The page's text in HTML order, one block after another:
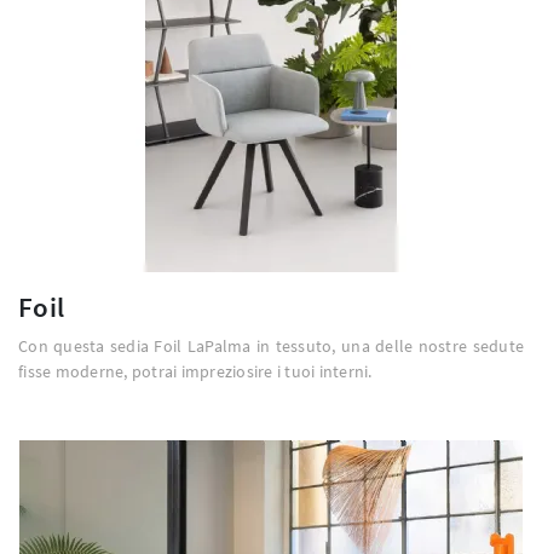
Foil
Con questa sedia Foil LaPalma in tessuto, una delle nostre sedute
fisse moderne, potrai impreziosire i tuoi interni.